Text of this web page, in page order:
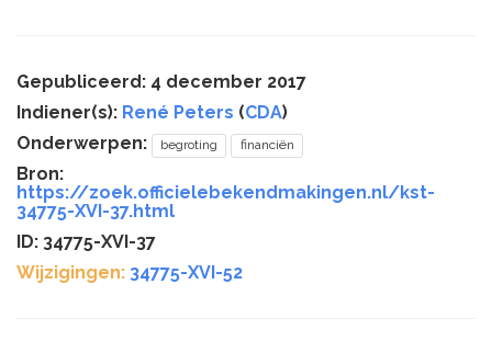
Gepubliceerd: 4 december 2017
Indiener(s): René Peters (CDA)
Onderwerpen:
begroting financiën
Bron:
https://zoek.officielebekendmakingen.nl/kst-
34775-XVI-37.html
ID: 34775-XVI-37
Wijzigingen: 34775-XVI-52